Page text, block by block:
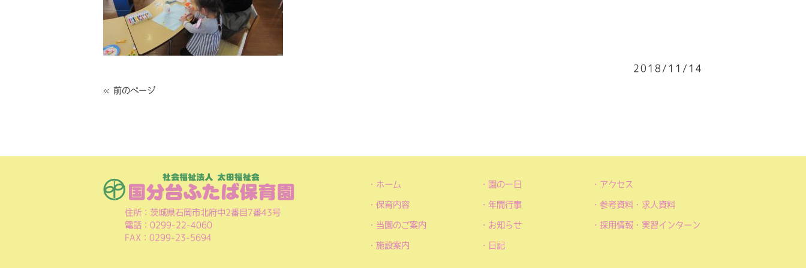
2018/11/14
« 前のページ
住所：茨城県石岡市北府中2番目7番43号
電話：0299-22-4060
FAX：0299-23-5694
ホーム
保育内容
当園のご案内
施設案内
園の一日
年間行事
お知らせ
日記
アクセス
参考資料・求人資料
採用情報・実習インターン